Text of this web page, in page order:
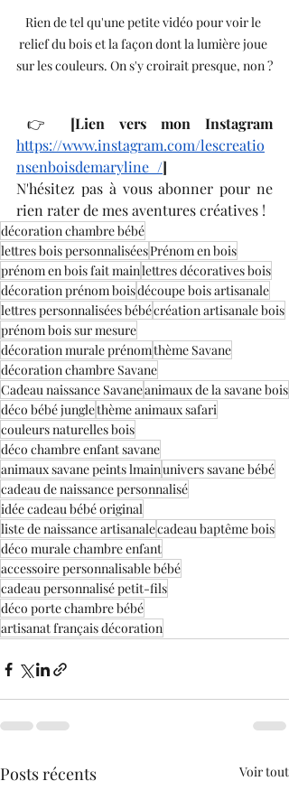
Rien de tel qu'une petite vidéo pour voir le
relief du bois et la façon dont la lumière joue
sur les couleurs. On s'y croirait presque, non ?
​👉
https://www.instagram.com/lescreatio
nsenboisdemaryline_/]
​N'hésitez pas à vous abonner pour ne
rien rater de mes aventures créatives !
décoration chambre bébé
lettres bois personnaliséesPrénom en bois
prénom en bois fait mainlettres décoratives bois
décoration prénom boisdécoupe bois artisanale
lettres personnalisées bébécréation artisanale bois
prénom bois sur mesure
décoration murale prénomthème Savane
décoration chambre Savane
Cadeau naissance Savaneanimaux de la savane bois
déco bébé junglethème animaux safari
couleurs naturelles bois
déco chambre enfant savane
animaux savane peints lmainunivers savane bébé
cadeau de naissance personnalisé
idée cadeau bébé original
liste de naissance artisanalecadeau baptême bois
déco murale chambre enfant
accessoire personnalisable bébé
cadeau personnalisé petit-fils
déco porte chambre bébé
artisanat français décoration
Posts récents Voir tout